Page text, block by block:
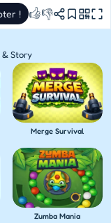
! 👍👎
& Story
Merge Survival
Zumba Mania